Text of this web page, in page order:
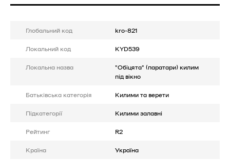
Глобальний код kro-821
Локальний код KYD539
Локальна назва
"Обіцята" (паратари) килим
під вікно
Батькiвська категорія Килими та верети
Підкатегорії Килими залавні
Рейтинг R2
Країна Україна